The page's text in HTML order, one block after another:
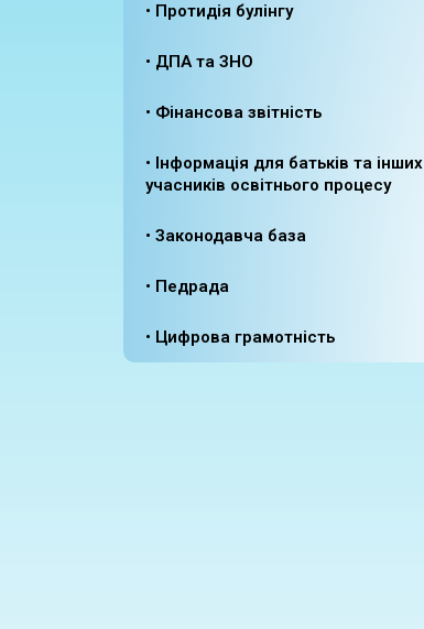
• Протидія булінгу
• ДПА та ЗНО
• Фінансова звітність
• Інформація для батьків та інших
учасників освітнього процесу
• Законодавча база
• Педрада
• Цифрова грамотність